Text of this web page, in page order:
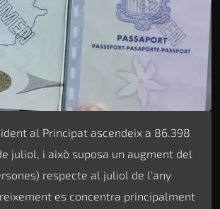
al Principat ascendeix a 86.398
juliol, i això suposa un augment del
respecte al juliol de l’any
es concentra principalment